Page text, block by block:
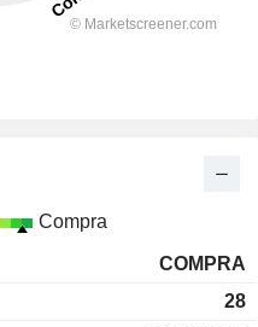
Compra
COMPRA
28